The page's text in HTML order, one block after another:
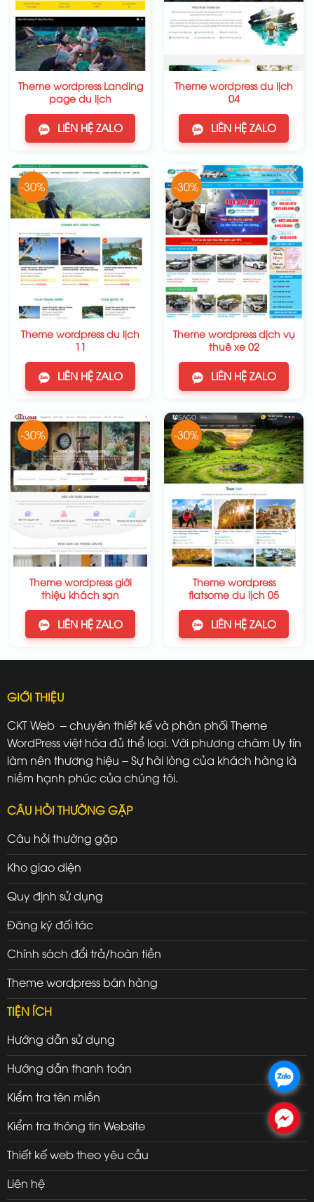
Theme wordpress Landing
page du lịch
LIÊN HỆ ZALO
Theme wordpress du lịch
04
LIÊN HỆ ZALO
-30%
Theme wordpress du lịch
11
LIÊN HỆ ZALO
-30%
Theme wordpress dịch vụ
thuê xe 02
LIÊN HỆ ZALO
-30%
Theme wordpress giới
thiệu khách sạn
LIÊN HỆ ZALO
-30%
Theme wordpress
flatsome du lịch 05
LIÊN HỆ ZALO
GIỚI THIỆU
CKT Web – chuyên thiết kế và phân phối Theme
WordPress việt hóa đủ thể loại. Với phương châm Uy tín
làm nên thương hiệu – Sự hài lòng của khách hàng là
niềm hạnh phúc của chúng tôi.
CÂU HỎI THƯỜNG GẶP
Câu hỏi thường gặp
Kho giao diện
Quy định sử dụng
Đăng ký đối tác
Chính sách đổi trả/hoàn tiền
Theme wordpress bán hàng
TIỆN ÍCH
Hướng dẫn sử dụng
Hướng dẫn thanh toán
Kiểm tra tên miền
Kiểm tra thông tin Website
Thiết kế web theo yêu cầu
Liên hệ
.
.